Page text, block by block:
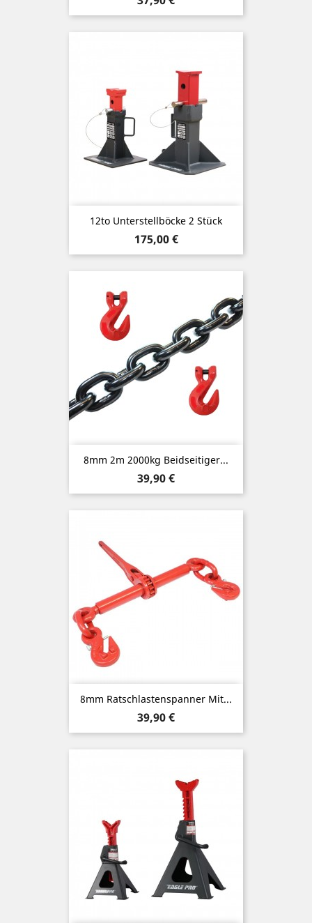
12to Unterstellböcke 2 Stück
Preis
175,00 €
8mm 2m 2000kg Beidseitiger...
Preis
39,90 €
8mm Ratschlastenspanner Mit...
Preis
39,90 €